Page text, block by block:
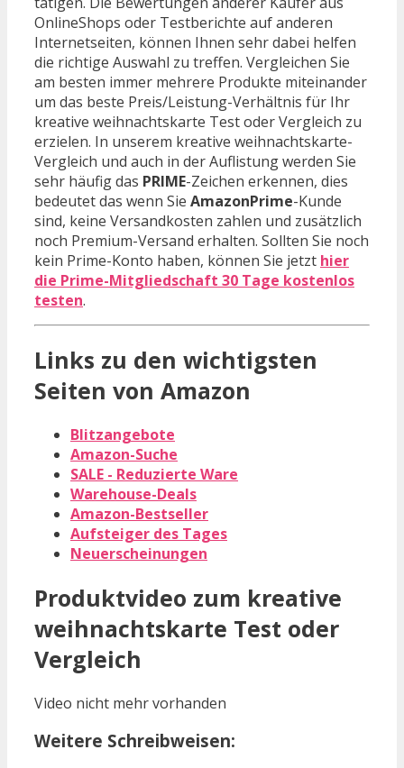
OnlineShops oder Testberichte auf anderen
Internetseiten, können Ihnen sehr dabei helfen
die richtige Auswahl zu treffen. Vergleichen Sie
am besten immer mehrere Produkte miteinander
um das beste Preis/Leistung-Verhältnis für Ihr
kreative weihnachtskarte Test oder Vergleich zu
erzielen. In unserem kreative weihnachtskarte-
Vergleich und auch in der Auflistung werden Sie
sehr häufig das PRIME-Zeichen erkennen, dies
bedeutet das wenn Sie AmazonPrime-Kunde
sind, keine Versandkosten zahlen und zusätzlich
noch Premium-Versand erhalten. Sollten Sie noch
kein Prime-Konto haben, können Sie jetzt hier
die Prime-Mitgliedschaft 30 Tage kostenlos
testen.
Links zu den wichtigsten
Seiten von Amazon
Blitzangebote
Amazon-Suche
SALE - Reduzierte Ware
Warehouse-Deals
Amazon-Bestseller
Aufsteiger des Tages
Neuerscheinungen
Produktvideo zum kreative
weihnachtskarte Test oder
Vergleich
Video nicht mehr vorhanden
Weitere Schreibweisen: